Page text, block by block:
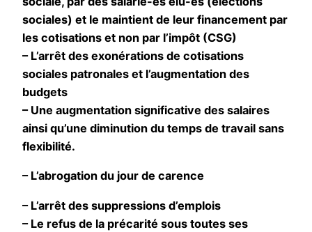
sociales) et le maintient de leur financement par
les cotisations et non par l’impôt (CSG)
– L’arrêt des exonérations de cotisations
sociales patronales et l’augmentation des
budgets
– Une augmentation significative des salaires
ainsi qu’une diminution du temps de travail sans
flexibilité.
– L’abrogation du jour de carence
– L’arrêt des suppressions d’emplois
– Le refus de la précarité sous toutes ses